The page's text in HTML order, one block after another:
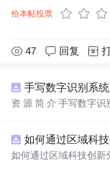
给本帖投票
47 回复
手写数字识别系统
资 源 简 介 手写数字
带有直观的图形用户
需要将手写数字输入系
如何通过区域科技创新